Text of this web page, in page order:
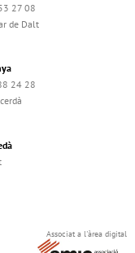
27 08
de Dalt
24 28
Associat a l'àrea digital